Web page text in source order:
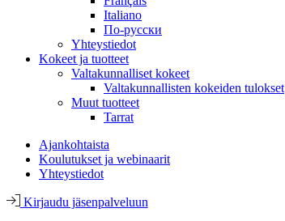
Italiano
По-русски
Yhteystiedot
Kokeet ja tuotteet
Valtakunnalliset kokeet
Valtakunnallisten kokeiden tulokset
Muut tuotteet
Tarrat
Ajankohtaista
Koulutukset ja webinaarit
Yhteystiedot
Kirjaudu jäsenpalveluun